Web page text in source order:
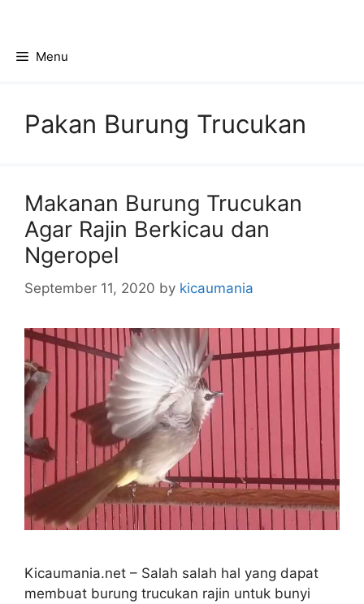
contentMenu
Pakan Burung Trucukan
Makanan Burung Trucukan
Agar Rajin Berkicau dan
Ngeropel
September 11, 2020 by kicaumania
Kicaumania.net – Salah salah hal yang dapat
membuat burung trucukan rajin untuk bunyi